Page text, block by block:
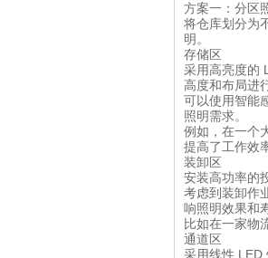
方案一：分区
将仓库划分为
明。
存储区
采用高亮度的
高度和布局进
可以使用智能
照明需求。
例如，在一个
提高了工作效
装卸区
安装高功率的
考虑到装卸作
响照明效果和
比如在一家物
通道区
采用线性 LED